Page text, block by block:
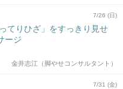
7/26 (日)
てりひざ」をすっきり見せ
ージ
金井志江（脚やせコンサルタント）
7/31 (金)